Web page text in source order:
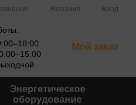
Желания Вход
Мой заказ
Энергетическое
оборудование